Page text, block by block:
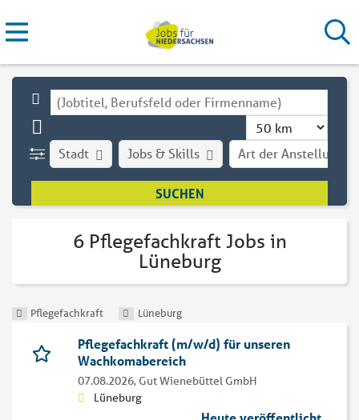
Stadt Art der Anstellung
Jobs & Skills
6 Pflegefachkraft Jobs in
Lüneburg
Pflegefachkraft Lüneburg
Pflegefachkraft (m/w/d) für unseren
Wachkomabereich
07.08.2026, Gut Wienebüttel GmbH
Lüneburg